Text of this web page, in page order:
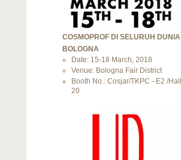
COSMOPROF DI SELURUH DUNIA
BOLOGNA
Date: 15-18 March, 2018
Venue: Bologna Fair District
Booth No.: Cosjar/TKPC - E2 /Hall
20